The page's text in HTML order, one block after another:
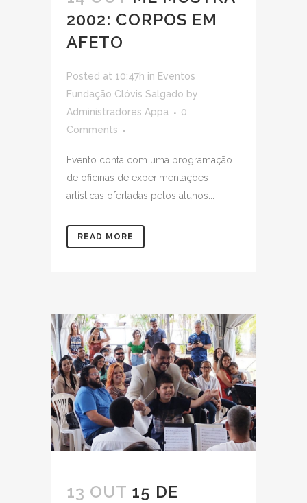
2002: CORPOS EM
AFETO
Posted at 10:47h in Eventos
Fundação Clóvis Salgado by
Administradores Appa
0
Comments
Evento conta com uma programação
de oficinas de experimentações
artísticas ofertadas pelos alunos...
READ MORE
13 OUT 15 DE